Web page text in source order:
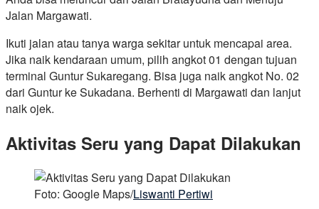
Jalan Margawati.
Ikuti jalan atau tanya warga sekitar untuk mencapai area.
Jika naik kendaraan umum, pilih angkot 01 dengan tujuan
terminal Guntur Sukaregang. Bisa juga naik angkot No. 02
dari Guntur ke Sukadana. Berhenti di Margawati dan lanjut
naik ojek.
Aktivitas Seru yang Dapat Dilakukan
Foto: Google Maps/Liswanti Pertiwi